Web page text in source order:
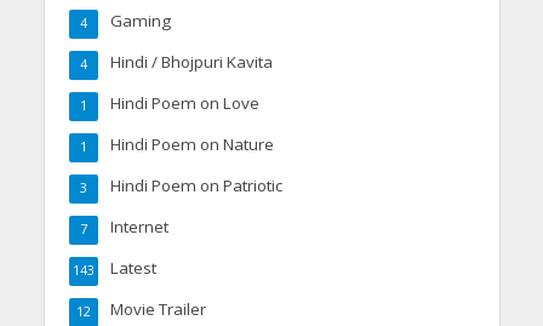
Gaming
4
Hindi / Bhojpuri Kavita
4
Hindi Poem on Love
1
Hindi Poem on Nature
1
Hindi Poem on Patriotic
3
Internet
7
Latest
143
Movie Trailer
12